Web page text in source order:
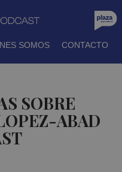
SOMOS CONTACTO
SOBRE
ABAD